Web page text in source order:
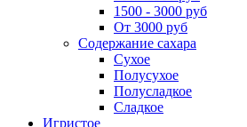
1500 - 3000 руб
От 3000 руб
Содержание сахара
Сухое
Полусухое
Полусладкое
Сладкое
Игристое